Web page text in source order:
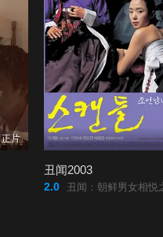
正片
丑闻2003
2.0 丑闻：朝鲜男女相悦之事/挑情宝鉴/The Scandal/